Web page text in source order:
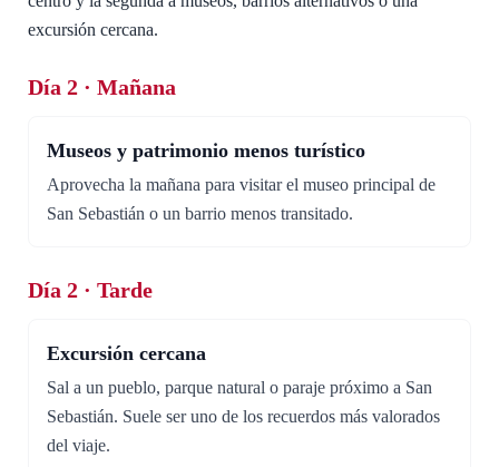
excursión cercana.
Día 2 · Mañana
Museos y patrimonio menos turístico
Aprovecha la mañana para visitar el museo principal de
San Sebastián o un barrio menos transitado.
Día 2 · Tarde
Excursión cercana
Sal a un pueblo, parque natural o paraje próximo a San
Sebastián. Suele ser uno de los recuerdos más valorados
del viaje.